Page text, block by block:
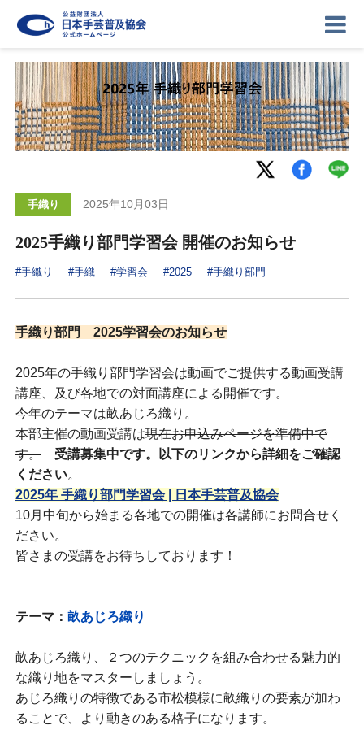
ニュース 記事 講座
イベント ギャラリー
手織り 2025年10月03日
2025手織り部門学習会 開催のお知らせ
#手織り #手織 #学習会 #2025 #手織り部門
手織り部門 2025学習会のお知らせ
2025年の手織り部門学習会は動画でご提供する動画受講
講座、及び各地での対面講座による開催です。
今年のテーマは畝あじろ織り。
本部主催の動画受講は現在お申込みページを準備中で
す。
受講募集中です。以下のリンクから詳細をご確認
ください。
2025年 手織り部門学習会 | 日本手芸普及協会
10月中旬から始まる各地での開催は各講師にお問合せく
ださい。
皆さまの受講をお待ちしております！
テーマ： 畝あじろ織り
畝あじろ織り、２つのテクニックを組み合わせる魅力的
な織り地をマスターしましょう。
あじろ織りの特徴である市松模様に畝織りの要素が加わ
ることで、より動きのある格子になります。